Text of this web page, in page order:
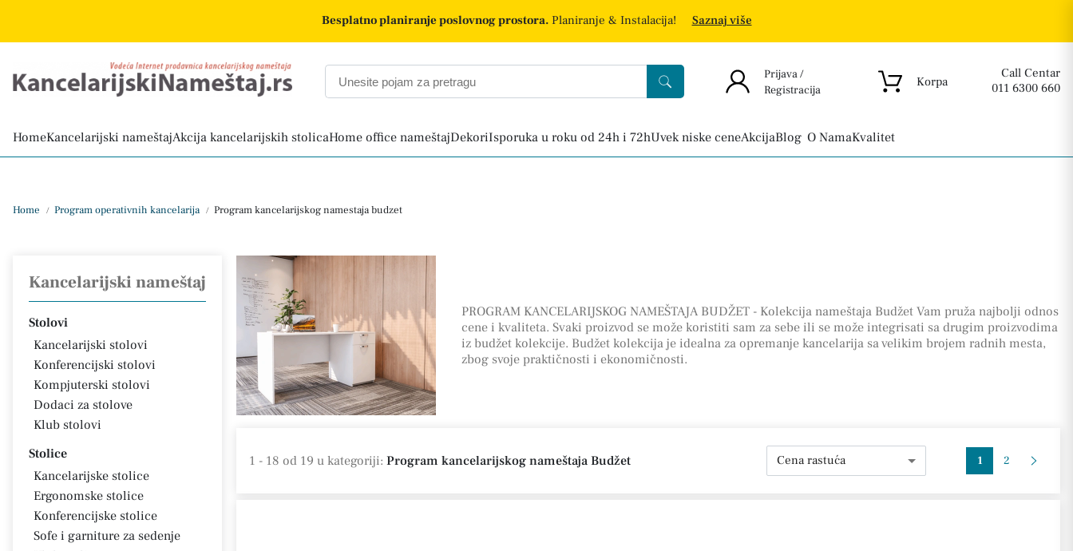
Besplatno planiranje poslovnog prostora.Planiranje & Instalacija! Saznaj više
Prijava /
Registracija
Korpa
Call Centar
011 6300 660
HomeKancelarijski nameštajAkcija kancelarijskih stolicaHome office nameštajDekoriIsporuka u roku od 24h i 72hUvek niske ceneAkcijaBlog O NamaKvalitet
Home / Program operativnih kancelarija / Program kancelarijskog namestaja budzet
Kancelarijski nameštaj
Stolovi
Kancelarijski stolovi
Konferencijski stolovi
Kompjuterski stolovi
Dodaci za stolove
Klub stolovi
Stolice
Kancelarijske stolice
Ergonomske stolice
Konferencijske stolice
Sofe i garniture za sedenje
PROGRAM KANCELARIJSKOG NAMEŠTAJA BUDŽET - Kolekcija nameštaja Budžet Vam pruža najbolji odnos
cene i kvaliteta. Svaki proizvod se može koristiti sam za sebe ili se može integrisati sa drugim proizvodima
iz budžet kolekcije. Budžet kolekcija je idealna za opremanje kancelarija sa velikim brojem radnih mesta,
zbog svoje praktičnosti i ekonomičnosti.
1 - 18od 19u kategoriji:Program kancelarijskog nameštaja Budžet Cena rastuća 1 2